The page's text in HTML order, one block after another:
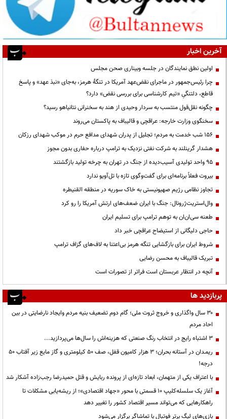
آخرین اخبار
اولین نطق نمایندگان در جلسه وبیناری صحن مجلس
چرا رئیس‌جمهور در ماجرای نقض‌عهد آمریکا در تنگهٔ هرمز، به‌جای «نبذ عهد» و پاسخ
قاطع، دلتنگیِ «تیم کارشناسی برای بررسی نقض» دارد؟
چگونه نقل‌قول منتسب به سردار وحیدی از هند به سخنرانی نتانیاهو رسید؟
سخنگوی وزارت خارجه: عراقچی و قالیباف به پاکستان می‌روند
۱۵۶ شب خدمت به مردم؛ تجلیل از پدران شهدای مدافع حرم در موکب شهدای رزکان
هشدار گرینلند به شرکت نفتی نزدیک به ترامپ درباره حفاری بدون مجوز
95 واحد تولیدی آسیب‌دیده از جنگ در تهران به چرخه تولید بازگشتند
بیروت فعلاً برنامه‌ای برای گفت‌وگوی تازه با تل‌آویو ندارد
تجاوز نظامی رژیم صهیونیستی به خاک سوریه در منطقه القنیطره
وال‌استریت‌ژرونال: جنگ با ایران ضعف‌های ارتش آمریکا را رو کرد
طعنه سی‌ان‌ان به توهم ترامپ برای تسلیم ایران
حاجی دلیگانی از استیضاح عراقچی خبر داد
شروط ایران برای بازگشایی تنگه هرمز بی‌اعتنا به لاف‌های گزاف ترامپ
تبریک قالیباف به محسن رضایی
آنچه در انتظار عربستان است فراتر از تصورات است
پربازدید ها
۳۰ سال واگذاری و خروج ثروت ملی؛ گام دوم تضعیف بنیه مردم وایجاد نارضایتی در بین
احاد مردم
3 اشتباه رایج در انتخاب رنگ صنعتی که هزینه‌اش را سال‌ها می‌پردازید...
ریمـدان در آستانه بحران؛ ۳ هزار کامیون قفل، صف ۵۰ کیلومتری و گاز مایع زیر آفتاب ۵۰
درجه!
با اعتراف یکی از متهمان، ابعاد تازه‌ای از پرونده ربایش و قتل حمیدرضا رجب‌زاده آشکار شد
آغاز یک سلسله‌کلیپ ۱۰ قسمتی با محور «جهاد اقتصادی»؛ از ریشه‌یابی مشکلات تا
راهکارهایی که می‌تواند مسیر اقتصاد کشور را تغییر دهد
بازی‌های لیگ برتر فوتبال با تماشاگر برگزار می‌شود